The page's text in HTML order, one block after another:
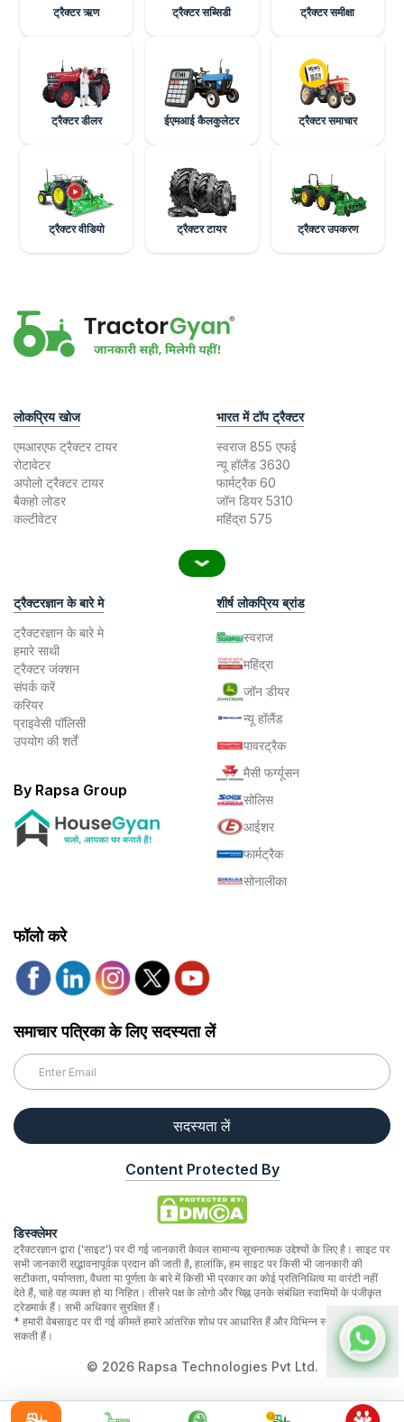
ट्रैक्टर ऋण ट्रैक्टर सब्सिडी ट्रैक्टर समीक्षा
ट्रैक्टर डीलर ईएमआई कैलकुलेटर ट्रैक्टर समाचार
ट्रैक्टर वीडियो ट्रैक्टर टायर ट्रैक्टर उपकरण
लोकप्रिय खोज
एमआरएफ ट्रैक्टर टायर
रोटावेटर
अपोलो ट्रैक्टर टायर
बैकहो लोडर
कल्टीवेटर
भारत में टॉप ट्रैक्टर
स्वराज 855 एफई
न्यू हॉलैंड 3630
फार्मट्रैक 60
जॉन डियर 5310
महिंद्रा 575
ट्रैक्टरज्ञान के बारे मे
ट्रैक्टरज्ञान के बारे मे
हमारे साथी
ट्रैक्टर जंक्शन
संपर्क करें
करियर
प्राइवेसी पॉलिसी
उपयोग की शर्तें
By Rapsa Group
शीर्ष लोकप्रिय ब्रांड
स्वराज
महिंद्रा
जॉन डीयर
न्यू हॉलैंड
पावरट्रैक
मैसी फर्ग्यूसन
सोलिस
आईशर
फार्मट्रैक
सोनालीका
फॉलो करे
समाचार पत्रिका के लिए सदस्यता लें
सदस्यता लें
Content Protected By
डिस्क्लेमर
ट्रैक्टरज्ञान द्वारा ('साइट') पर दी गई जानकारी केवल सामान्य सूचनात्मक उद्देश्यों के लिए है। साइट पर
सभी जानकारी सद्भावनापूर्वक प्रदान की जाती है, हालांकि, हम साइट पर किसी भी जानकारी की
सटीकता, पर्याप्तता, वैधता या पूर्णता के बारे में किसी भी प्रकार का कोई प्रतिनिधित्व या वारंटी नहीं
देते हैं, चाहे वह व्यक्त हो या निहित। तीसरे पक्ष के लोगो और चिह्न उनके संबंधित स्वामियों के पंजीकृत
ट्रेडमार्क हैं। सभी अधिकार सुरक्षित हैं।
* हमारी वेबसाइट पर दी गई कीमतें हमारे आंतरिक शोध पर आधारित हैं और विभिन्न स्थानों पर भिन्न हो
सकती हैं।
© 2026Rapsa Technologies Pvt Ltd.